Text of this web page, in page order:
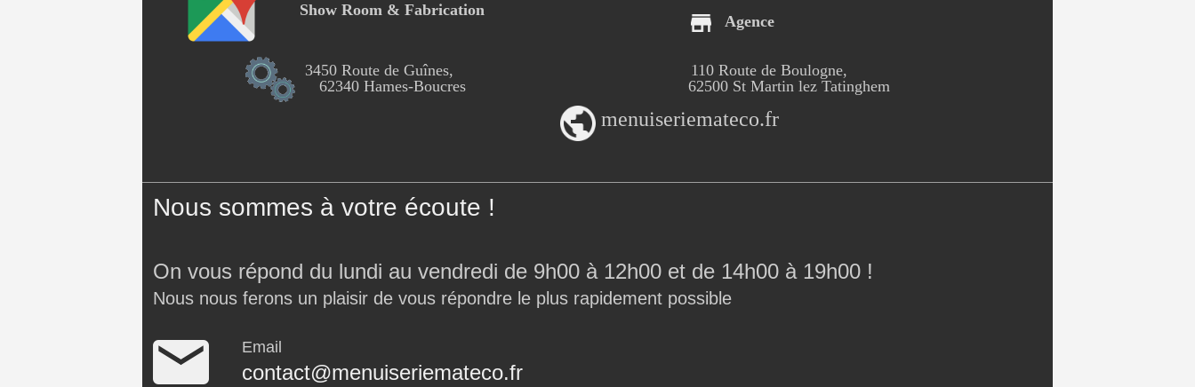
Show Room & Fabrication
Agence
3450 Route de Guînes,
62340 Hames-Boucres
110 Route de Boulogne,
62500 St Martin lez Tatinghem
menuiseriemateco.fr
Nous sommes à votre écoute !
On vous répond du lundi au vendredi de 9h00 à 12h00 et de 14h00 à 19h00 !
Nous nous ferons un plaisir de vous répondre le plus rapidement possible
Email
contact@menuiseriemateco.fr